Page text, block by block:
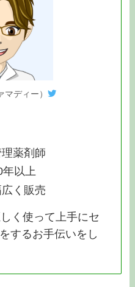
ディー）
薬剤師
以上
く販売
く使って上手にセ
するお手伝いをし